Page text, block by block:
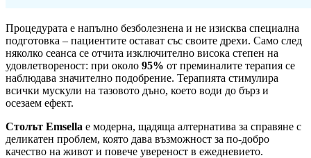
Процедурата е напълно безболезнена и не изисква специална
подготовка – пациентите остават със своите дрехи. Само след
няколко сеанса се отчита изключително висока степен на
удовлетвореност: при около 95% от преминалите терапия се
наблюдава значително подобрение. Терапията стимулира
всички мускули на тазовото дъно, което води до бърз и
осезаем ефект.
Столът Emsella е модерна, щадяща алтернатива за справяне с
деликатен проблем, която дава възможност за по-добро
качество на живот и повече увереност в ежедневието.